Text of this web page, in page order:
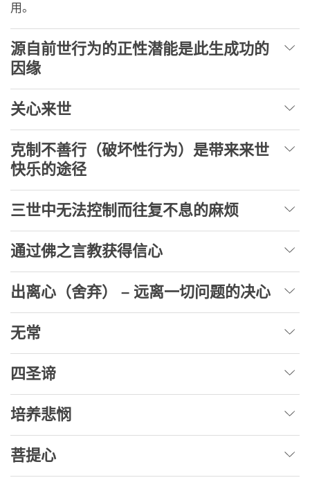
用。
源自前世行为的正性潜能是此生成功的
因缘
关心来世
克制不善行（破坏性行为）是带来来世
快乐的途径
三世中无法控制而往复不息的麻烦
通过佛之言教获得信心
出离心（舍弃） – 远离一切问题的决心
无常
四圣谛
培养悲悯
菩提心